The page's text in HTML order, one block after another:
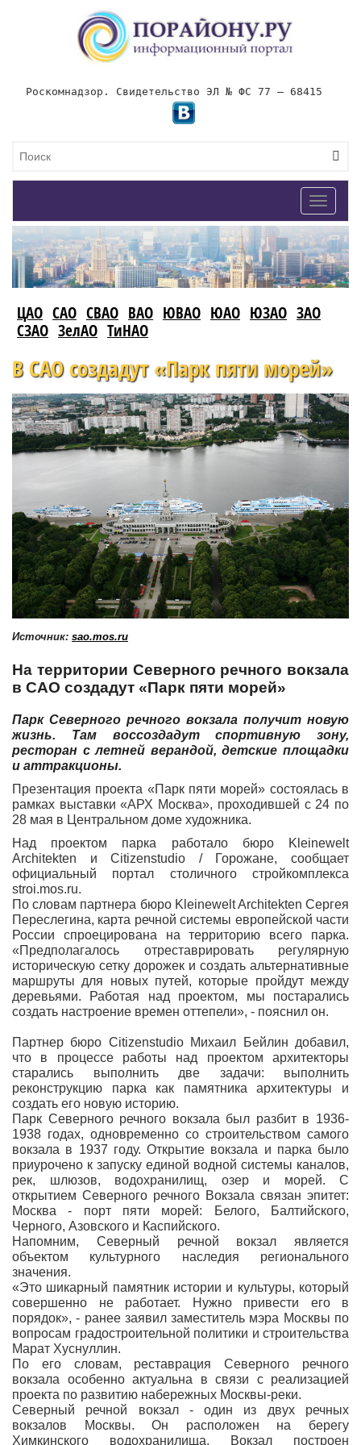
Роскомнадзор. Свидетельство ЭЛ № ФС 77 – 68415
Toggle
ЦАО САО СВАО ВАО ЮВАО ЮАО ЮЗАО ЗАО
СЗАО ЗелАО ТиНАО
В САО создадут «Парк пяти морей»
Источник: sao.mos.ru
На территории Северного речного вокзала
в САО создадут «Парк пяти морей»
Парк Северного речного вокзала получит новую
жизнь. Там воссоздадут спортивную зону,
ресторан с летней верандой, детские площадки
и аттракционы.
Презентация проекта «Парк пяти морей» состоялась в
рамках выставки «АРХ Москва», проходившей с 24 по
28 мая в Центральном доме художника.
Над проектом парка работало бюро Kleinewelt
Architekten и Citizenstudio / Горожане, сообщает
официальный портал столичного стройкомплекса
stroi.mos.ru.
По словам партнера бюро Kleinewelt Architekten Сергея
Переслегина, карта речной системы европейской части
России спроецирована на территорию всего парка.
«Предполагалось отреставрировать регулярную
историческую сетку дорожек и создать альтернативные
маршруты для новых путей, которые пройдут между
деревьями. Работая над проектом, мы постарались
создать настроение времен оттепели», - пояснил он.
Партнер бюро Citizenstudio Михаил Бейлин добавил,
что в процессе работы над проектом архитекторы
старались выполнить две задачи: выполнить
реконструкцию парка как памятника архитектуры и
создать его новую историю.
Парк Северного речного вокзала был разбит в 1936-
1938 годах, одновременно со строительством самого
вокзала в 1937 году. Открытие вокзала и парка было
приурочено к запуску единой водной системы каналов,
рек, шлюзов, водохранилищ, озер и морей. С
открытием Северного речного Вокзала связан эпитет:
Москва - порт пяти морей: Белого, Балтийского,
Черного, Азовского и Каспийского.
Напомним, Северный речной вокзал является
объектом культурного наследия регионального
значения.
«Это шикарный памятник истории и культуры, который
совершенно не работает. Нужно привести его в
порядок», - ранее заявил заместитель мэра Москвы по
вопросам градостроительной политики и строительства
Марат Хуснуллин.
По его словам, реставрация Северного речного
вокзала особенно актуальна в связи с реализацией
проекта по развитию набережных Москвы-реки.
Северный речной вокзал - один из двух речных
вокзалов Москвы. Он расположен на берегу
Химкинского водохранилища. Вокзал построен